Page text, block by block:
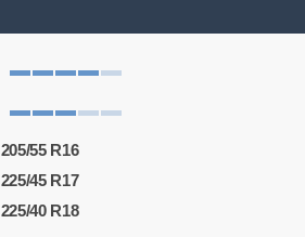
205/55 R16
225/45 R17
225/40 R18